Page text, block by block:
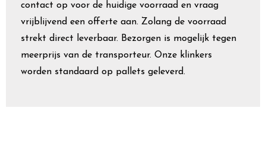
contact op voor de huidige voorraad en vraag
vrijblijvend een offerte aan. Zolang de voorraad
strekt direct leverbaar. Bezorgen is mogelijk tegen
meerprijs van de transporteur. Onze klinkers
worden standaard op pallets geleverd.